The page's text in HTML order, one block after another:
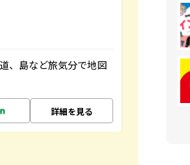
、島など旅気分で地図
詳細を見る